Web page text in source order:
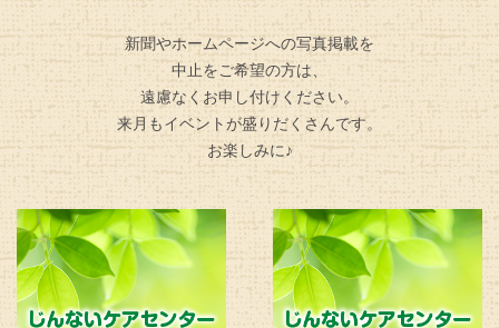
新聞やホームページへの写真掲載を
中止をご希望の方は、
遠慮なくお申し付けください。
来月もイベントが盛りだくさんです。
お楽しみに♪